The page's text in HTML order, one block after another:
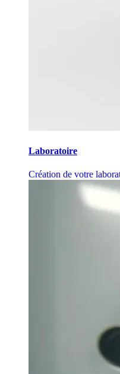
Laboratoire
Création de votre